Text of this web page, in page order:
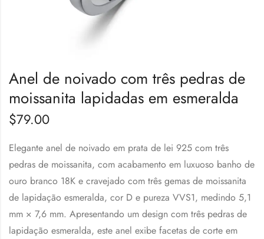
Anel de noivado com três pedras de
moissanita lapidadas em esmeralda
$79.00
Elegante anel de noivado em prata de lei 925 com três
pedras de moissanita, com acabamento em luxuoso banho de
ouro branco 18K e cravejado com três gemas de moissanita
de lapidação esmeralda, cor D e pureza VVS1, medindo 5,1
mm × 7,6 mm. Apresentando um design com três pedras de
lapidação esmeralda, este anel exibe facetas de corte em